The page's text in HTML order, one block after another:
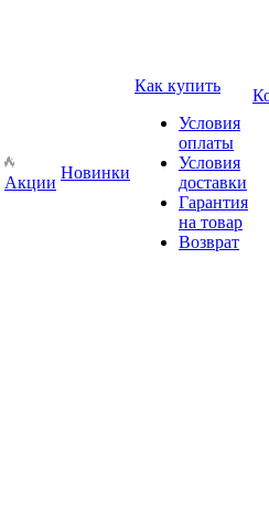
Акции
Новинки
Как купить
Условия
оплаты
Условия
доставки
Гарантия
на товар
Возврат